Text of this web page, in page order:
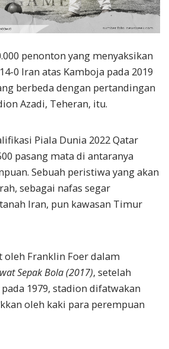
penonton yang menyaksikan
0 Iran atas Kamboja pada 2019
berbeda dengan pertandingan
Azadi, Teheran, itu.
Piala Dunia 2022 Qatar
pasang mata di antaranya
Sebuah peristiwa yang akan
sebagai nafas segar
Iran, pun kawasan Timur
oleh Franklin Foer dalam
Sepak Bola (2017), setelah
1979, stadion difatwakan
oleh kaki para perempuan